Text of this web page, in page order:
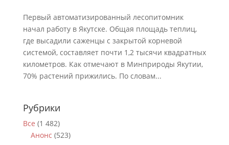
Первый автоматизированный лесопитомник
начал работу в Якутске. Общая площадь теплиц,
где высадили саженцы с закрытой корневой
системой, составляет почти 1,2 тысячи квадратных
километров. Как отмечают в Минприроды Якутии,
70% растений прижились. По словам...
Рубрики
Все (1 482)
Анонс (523)